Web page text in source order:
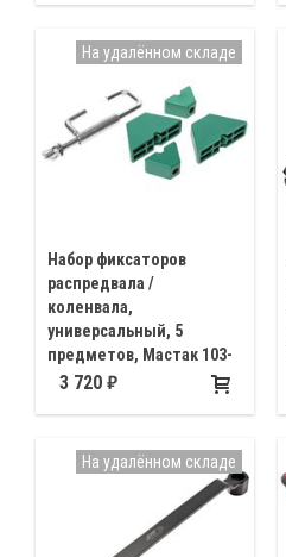
MITSUBISHI, VW) NISSAN,
INFINITI
Набор фиксаторов
распредвала /
коленвала,
универсальный, 5
предметов, Мастак 103-
21100
между которыми составляет от
5 до 85 мм
3 720
На удалённом складе
На удалённом складе